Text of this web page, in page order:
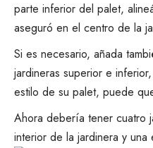
parte inferior del palet,
aseguró en el centro de la
Si es necesario, añada
jardineras superior e
estilo de su palet, puede
Ahora debería tener cuatro
interior de la jardinera y una